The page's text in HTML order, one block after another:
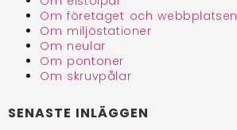
Om företaget och webbplatsen
Om miljöstationer
Om neular
Om pontoner
Om skruvpålar
SENASTE INLÄGGEN